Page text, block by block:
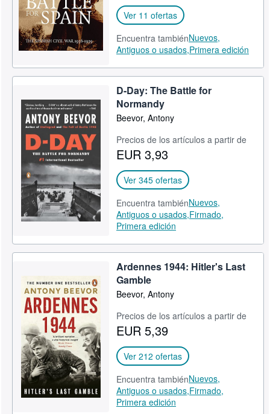
Ver 11 ofertas
Encuentra tambiénNuevos,
Antiguos o usados,Primera edición
D-Day: The Battle for
Normandy
Beevor, Antony
Precios de los artículos a partir de
EUR 3,93
Ver 345 ofertas
Encuentra tambiénNuevos,
Antiguos o usados,Firmado,
Primera edición
Ardennes 1944: Hitler's Last
Gamble
Beevor, Antony
Precios de los artículos a partir de
EUR 5,39
Ver 212 ofertas
Encuentra tambiénNuevos,
Antiguos o usados,Firmado,
Primera edición